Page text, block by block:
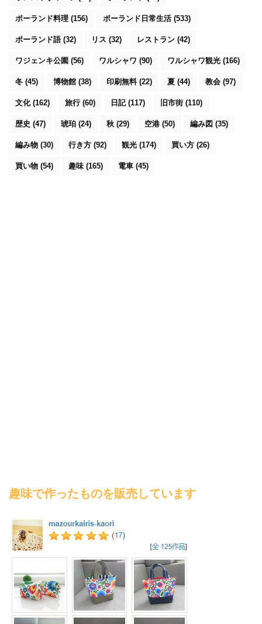
ポーランド料理 (156) ポーランド日常生活(533)
ポーランド語(32) リス (32) レストラン (42)
ワジェンキ公園 (56) ワルシャワ (90) ワルシャワ観光 (166)
冬 (45) 博物館 (38) 印刷無料(22) 夏 (44) 教会 (97)
文化(162) 旅行 (60) 日記(117) 旧市街 (110)
歴史 (47) 琥珀 (24) 秋 (29) 空港 (50) 編み図 (35)
編み物 (30) 行き方 (92) 観光 (174) 買い方 (26)
買い物 (54) 趣味(165) 電車 (45)
趣味で作ったものを販売しています